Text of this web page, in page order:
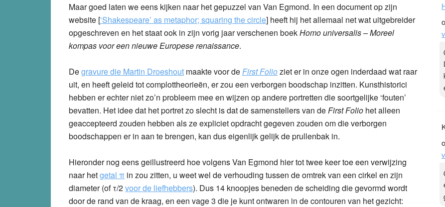
Maar goed laten we eens kijken naar het gepuzzel van Van Egmond. In een document op zijn
website [‘Shakespeare’ as metaphor; squaring the circle] heeft hij het allemaal net wat uitgebreider
opgeschreven en het staat ook in zijn vorig jaar verschenen boekHomo universalis – Moreel
kompas voor een nieuwe Europese renaissance.
Degravure die Martin Droeshout maakte voor deFirst Folioziet er in onze ogen inderdaad wat raar
uit, en heeft geleid tot complottheorieën, er zou een verborgen boodschap inzitten. Kunsthistorici
hebben er echter niet zo’n probleem mee en wijzen op andere portretten die soortgelijke ‘fouten’
bevatten. Het idee dat het portret zo slecht is dat de samenstellers van deFirst Folio het alleen
geaccepteerd zouden hebben als ze expliciet opdracht gegeven zouden om die verborgen
boodschappen er in aan te brengen, kan dus eigenlijk gelijk de prullenbak in.
Hieronder nog eens geillustreerd hoe volgens Van Egmond hier tot twee keer toe een verwijzing
naar hetgetal π in zou zitten, u weet wel de verhouding tussen de omtrek van een cirkel en zijn
diameter (of τ/2voor de liefhebbers). Dus 14 knoopjes beneden de scheiding die gevormd wordt
door de rand van de kraag, en een vage 3 die je kunt ontwaren in de contouren van het gezicht: